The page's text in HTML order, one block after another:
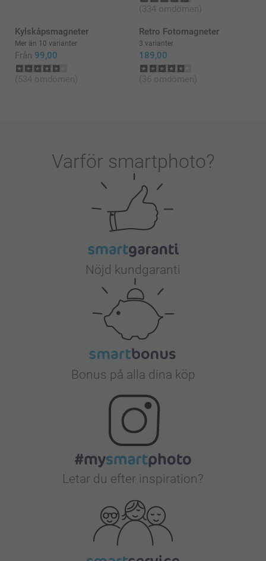
(334 omdömen)
Kylskåpsmagneter
Mer än 10 varianter
Från 99,00
(534 omdömen)
Retro Fotomagneter
3 varianter
189,00
(36 omdömen)
Varför smartphoto?
Nöjd kundgaranti
Bonus på alla dina köp
Letar du efter inspiration?